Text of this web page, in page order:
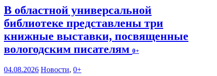
В областной универсальной
библиотеке представлены три
книжные выставки, посвященные
вологодским писателям 0+
04.08.2026 Новости, 0+